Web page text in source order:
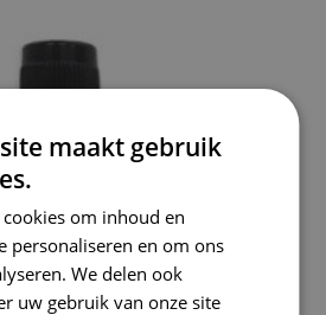
maakt gebruik
om inhoud en
personaliseren en om ons
We delen ook
uw gebruik van onze site